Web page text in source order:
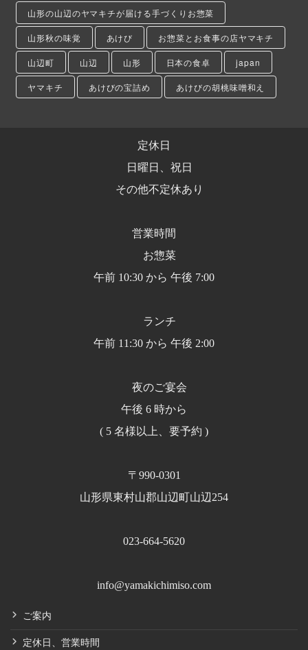
山形の山辺のヤマキチが届ける手づくりお惣菜
山形秋の味覚 あけび お惣菜とお食事の店ヤマキチ
山辺町 山辺 山形 日本の食卓 japan
ヤマキチ あけびの宝詰め あけびの胡桃味噌和え
定休日
日曜日、祝日
その他不定休あり
営業時間
お惣菜
午前 10:30 から 午後 7:00
ランチ
午前 11:30 から 午後 2:00
夜のご宴会
午後 6 時から
( 5 名様以上、要予約 )
〒990-0301
山形県東村山郡山辺町山辺254
023-664-5620
info@yamakichimiso.com
ご案内
定休日、営業時間